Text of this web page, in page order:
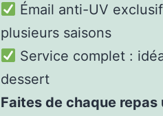
Émail anti-UV
plusieurs saisons
Service complet :
dessert
Faites de chaque repas